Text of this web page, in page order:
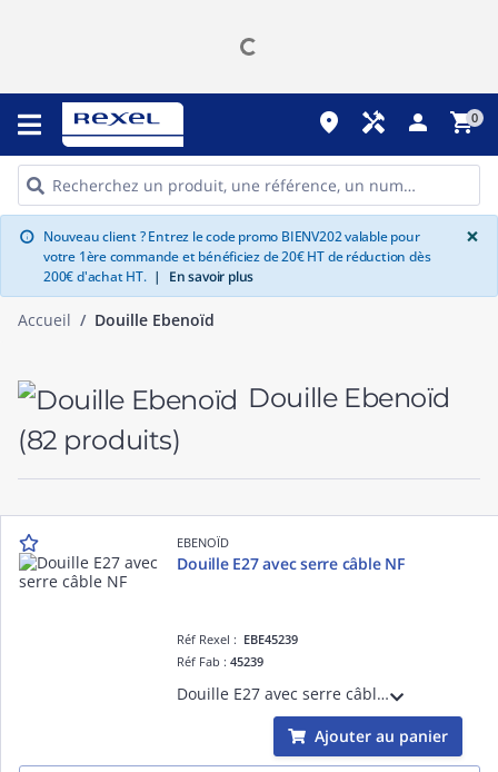
place handyman person shopping_cart0
info Nouveau client ? Entrez le code promo BIENV202 valable pour
votre 1ère commande et bénéficiez de 20€ HT de réduction dès
200€ d'achat HT. | En savoir plus
×
Accueil Douille Ebenoïd
Douille Ebenoïd
(82 produits)
EBENOÏD
Douille E27 avec serre câble NF
Réf Rexel : EBE45239
Réf Fab :45239
Douille E27 avec serre câble blanc
Ajouter au panier